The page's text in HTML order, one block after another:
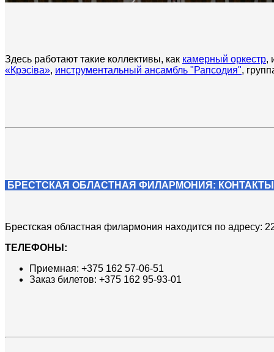
Здесь работают такие коллективы, как камерный оркестр,
«Крэсiва», инструментальный ансамбль "Рапсодия",
БРЕСТСКАЯ ОБЛАСТНАЯ ФИЛАРМОНИЯ:
Брестская областная филармония находится по адресу:
ТЕЛЕФОНЫ:
Приемная: +375 162 57-06-51
Заказ билетов: +375 162 95-93-01